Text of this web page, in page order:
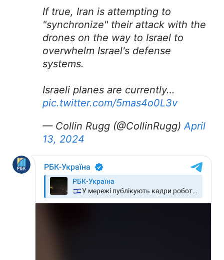
If true, Iran is attempting to
"synchronize" their attack with the
drones on the way to Israel to
overwhelm Israel's defense
systems.
Israeli planes are currently…
pic.twitter.com/5mas4o0L3v
— Collin Rugg (@CollinRugg) April
13, 2024